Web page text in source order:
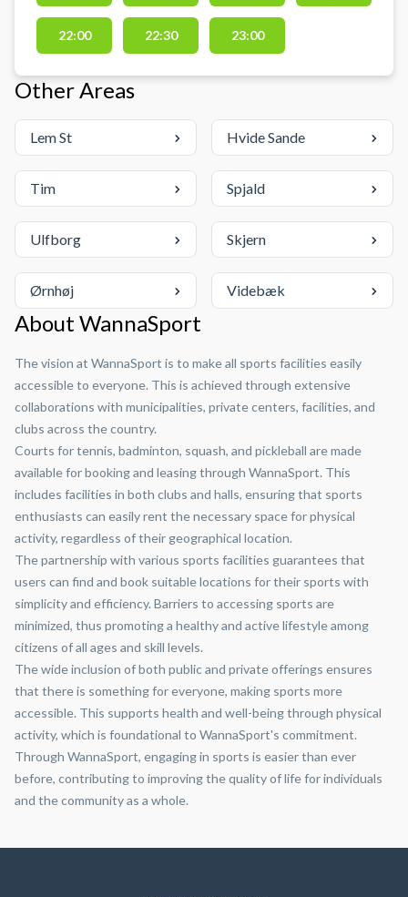
gratis at låne padeltennis bat og
bolde. Parkering er også gratis
foran Padel Louge padelcenter
beliggende på Godsbanevej 5,
7400 Herning ved banegården i
centrum af Herning.
22:00 22:30 23:00
Other Areas
Lem St Hvide Sande
Tim Spjald
Ulfborg Skjern
Ørnhøj Videbæk
About WannaSport
The vision at WannaSport is to make all sports facilities easily
accessible to everyone. This is achieved through extensive
collaborations with municipalities, private centers, facilities, and
clubs across the country.
Courts for tennis, badminton, squash, and pickleball are made
available for booking and leasing through WannaSport. This
includes facilities in both clubs and halls, ensuring that sports
enthusiasts can easily rent the necessary space for physical
activity, regardless of their geographical location.
The partnership with various sports facilities guarantees that
users can find and book suitable locations for their sports with
simplicity and efficiency. Barriers to accessing sports are
minimized, thus promoting a healthy and active lifestyle among
citizens of all ages and skill levels.
The wide inclusion of both public and private offerings ensures
that there is something for everyone, making sports more
accessible. This supports health and well-being through physical
activity, which is foundational to WannaSport's commitment.
Through WannaSport, engaging in sports is easier than ever
before, contributing to improving the quality of life for individuals
and the community as a whole.